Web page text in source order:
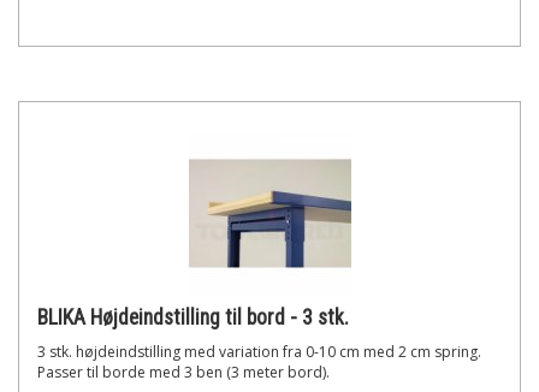
BLIKA Højdeindstilling til bord - 3 stk.
3 stk. højdeindstilling med variation fra 0-10 cm med 2 cm spring.
Passer til borde med 3 ben (3 meter bord).